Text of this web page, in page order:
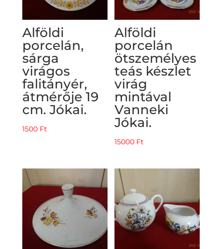
Alföldi
porcelán,
sárga
virágos
falitányér,
átmérője 19
cm. Jókai.
1500 Ft
Alföldi
porcelán
ötszemélyes
teás készlet
virág
mintával
Vanneki
Jókai.
15000 Ft